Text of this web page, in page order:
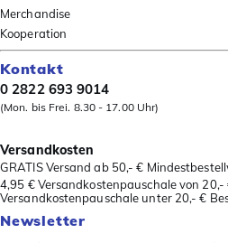
Merchandise
Kooperation
Kontakt
0 2822 693 9014
(Mon. bis Frei. 8.30 - 17.00 Uhr)
Versandkosten
GRATIS Versand ab 50,- €
4,95 € Versandkostenpauschale von
Versandkostenpauschale unter 20,- €
Newsletter